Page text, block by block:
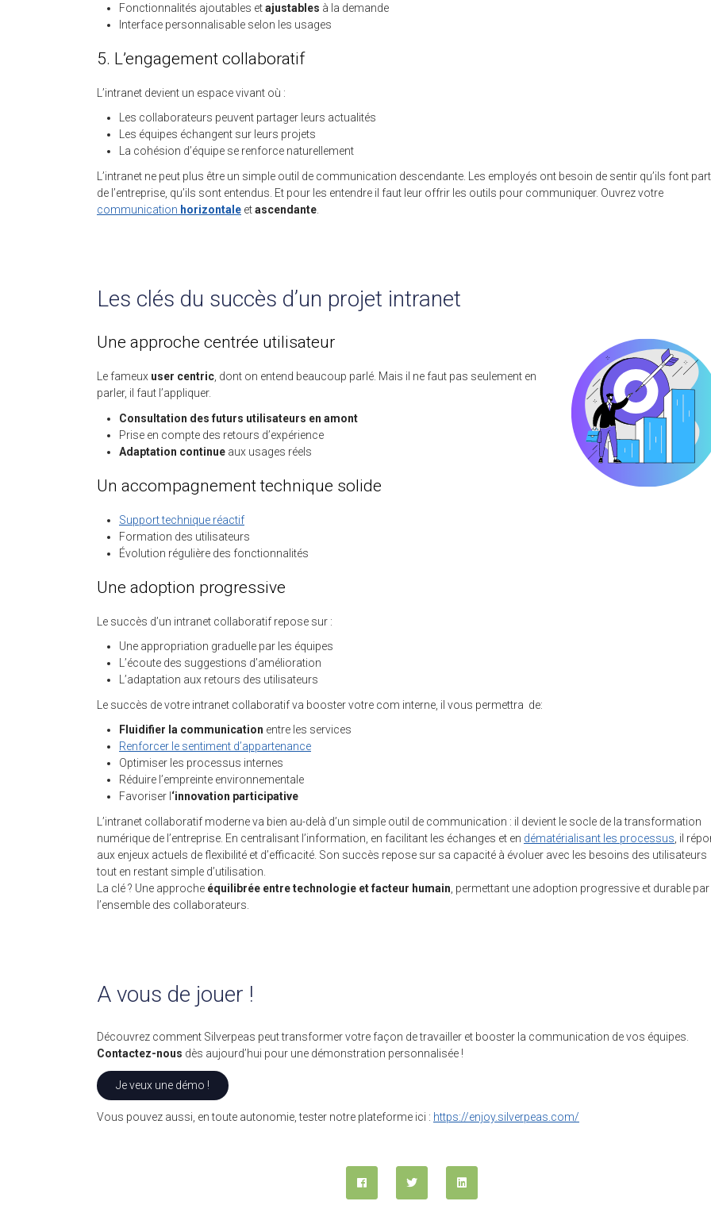
Fonctionnalités ajoutables etajustables à la demande
Interface personnalisable selon les usages
5. L’engagement collaboratif
L’intranet devient un espace vivant où :
Les collaborateurs peuvent partager leurs actualités
Les équipes échangent sur leurs projets
La cohésion d’équipe se renforce naturellement
L’intranet ne peut plus être un simple outil de communication descendante. Les employés ont besoin de sentir qu’ils font
de l’entreprise, qu’ils sont entendus. Et pour les entendre il faut leur offrir les outils pour communiquer. Ouvrez votre
communication horizontale etascendante
Les clés du succès d’un projet intranet
Une approche centrée utilisateur
Le fameux user centric , dont on entend beaucoup parlé. Mais il ne faut pas seulement en
parler, il faut l’appliquer.
Consultation des futurs utilisateurs en amont
Prise en compte des retours d’expérience
Adaptation continue aux usages réels
Un accompagnement technique solide
Support technique réactif
Formation des utilisateurs
Évolution régulière des fonctionnalités
Une adoption progressive
Le succès d’un intranet collaboratif repose sur :
Une appropriation graduelle par les équipes
L’écoute des suggestions d’amélioration
L’adaptation aux retours des utilisateurs
Le succès de votre intranet collaboratif va booster votre com interne, il vous permettra de:
Fluidifier la communication entre les services
Renforcer le sentiment d’appartenance
Optimiser les processus internes
Réduire l’empreinte environnementale
Favoriser l ‘innovation participative
L’intranet collaboratif moderne va bien au-delà d’un simple outil de communication : il devient le socle de la transformation
numérique de l’entreprise. En centralisant l’information, en facilitant les échanges et en dématérialisant les processus , il
aux enjeux actuels de flexibilité et d’efficacité. Son succès repose sur sa capacité à évoluer avec les besoins des utilisateurs
tout en restant simple d’utilisation.
La clé ? Une approche équilibrée entre technologie et facteur humain , permettant une adoption progressive et durable par
l’ensemble des collaborateurs.
A vous de jouer !
Découvrez comment Silverpeas peut transformer votre façon de travailler et booster la communication de vos équipes.
Contactez-nous dès aujourd’hui pour une démonstration personnalisée !
Je veux une démo !
Vous pouvez aussi, en toute autonomie, tester notre plateforme ici : https://enjoy.silverpeas.com/